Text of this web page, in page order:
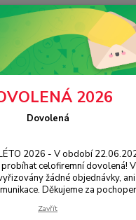
7
2026
Dovolená
2026 - V období
celofiremní dovolená!
žádné objednávky,
Děkujeme za
Zavřít